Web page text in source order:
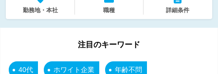
勤務地・本社 職種 詳細条件
注目のキーワード
40代 ホワイト企業 年齢不問